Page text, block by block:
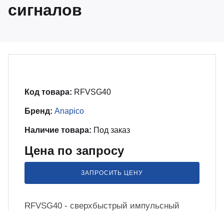
и усилители
поддержка оборудования
по ТЗ заказчика
оборудования
сигналов
Код товара: RFVSG40
Бренд: Anapico
Наличие товара: Под заказ
Цена по запросу
ЗАПРОСИТЬ ЦЕНУ
RFVSG40 - сверхбыстрый импульсный